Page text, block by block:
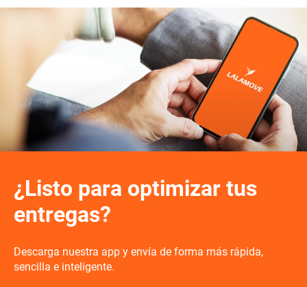
¿Listo para optimizar tus
entregas?
Descarga nuestra app y envía de forma más rápida,
sencilla e inteligente.